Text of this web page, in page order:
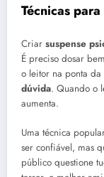
Técnicas
Criar suspense
É preciso dosar
o leitor na ponta
dúvida. Quando o
aumenta.
Uma técnica
ser confiável, mas
público questione